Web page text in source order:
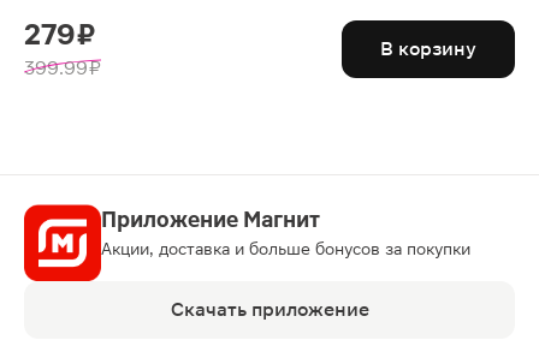
279 ₽
399.99 ₽
В корзину
Приложение Магнит
Акции, доставка и больше бонусов за покупки
Скачать приложение